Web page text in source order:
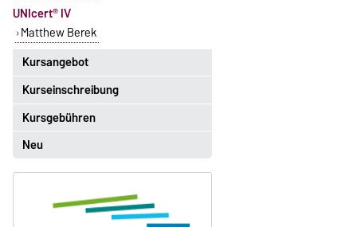
Kurseinschreibung
Einschreibezeitraum:
5. Oktober 2026, 9.00 Uhr bis
23. Oktober 2026, 18 Uhr
OVGU-Account
Kursangebot
Das aktuelle Kursangebot für
Englisch finden Sie
UNIcert® IV
Matthew Berek
Kursgebühren
Sprachkurse sind i. d. R.
gebührenpflichtig.
Gebühren
Gebührenrückerstattung
Neu